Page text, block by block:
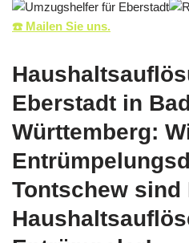
☎️ Mailen Sie uns.
Eberstadt in
Württemberg:
Tontschew sind